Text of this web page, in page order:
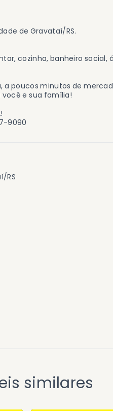
de Gravataí/RS.
cozinha, banheiro
a poucos minutos de
e sua família!
9090
RS
similares